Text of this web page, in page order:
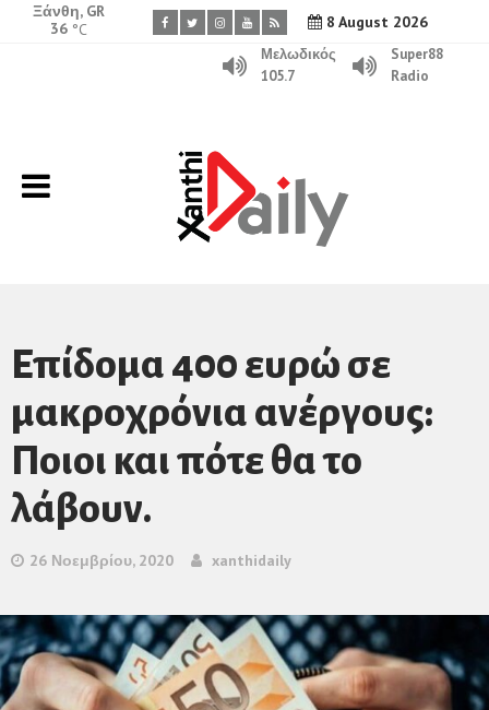
8 August 2026
Ξάνθη, GR
36 °C
Μελωδικός
105.7
Super88
Radio
Επίδομα 400 ευρώ σε
μακροχρόνια ανέργους:
Ποιοι και πότε θα το
λάβουν.
26 Νοεμβρίου, 2020 xanthidaily